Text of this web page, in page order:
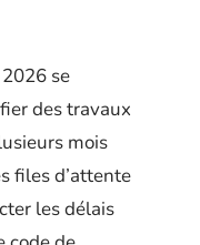
se
des travaux
mois
files d’attente
les délais